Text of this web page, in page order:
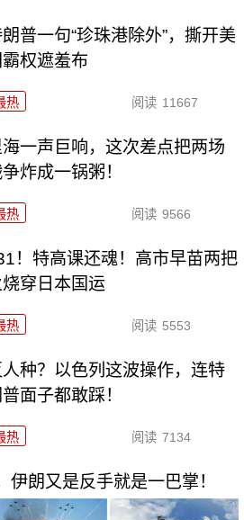
普一句“珍珠港除外”，撕开美
霸权遮羞布
热 阅读 11667
海一声巨响，这次差点把两场
炸成一锅粥！
热 阅读 9566
！特高课还魂！高市早苗两把
烧穿日本国运
热 阅读 5553
人种？以色列这波操作，连特
面子都敢踩！
热 阅读 7134
伊朗又是反手就是一巴掌！